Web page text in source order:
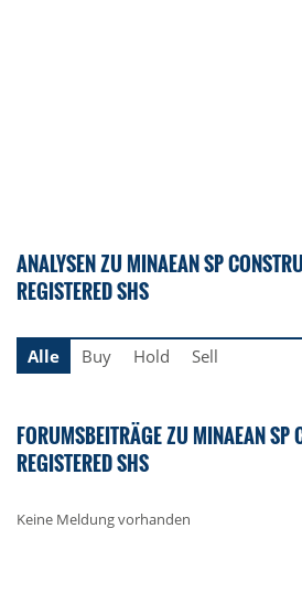
ANALYSEN ZU MINAEAN SP
REGISTERED SHS
Alle
Buy Hold Sell
FORUMSBEITRÄGE ZU MINAEAN SP
REGISTERED SHS
Keine Meldung vorhanden